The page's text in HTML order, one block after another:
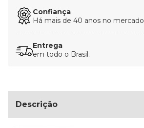
Confiança
Há mais de 40 anos no mercado
Entrega
em todo o Brasil.
Descrição